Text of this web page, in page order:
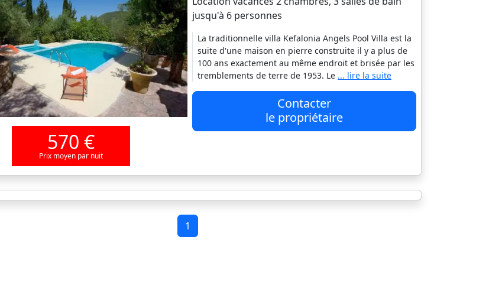
570 €
Prix moyen par nuit
jusqu'à 6 personnes
La traditionnelle villa Kefalonia Angels Pool Villa est la
suite d'une maison en pierre construite il y a plus de
100 ans exactement au même endroit et brisée par les
tremblements de terre de 1953. Le ... lire la suite
Contacter
le propriétaire
1